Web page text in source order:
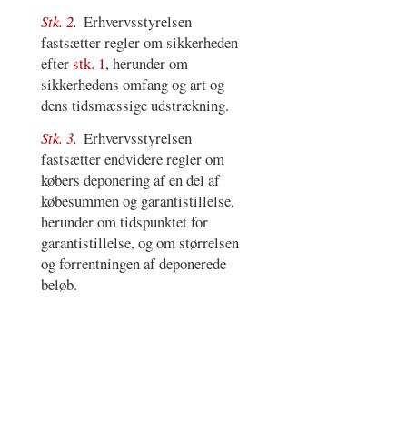
Stk. 2. Erhvervsstyrelsen
fastsætter regler om sikkerheden
efterstk. 1, herunder om
sikkerhedens omfang og art og
dens tidsmæssige udstrækning.
Stk. 3. Erhvervsstyrelsen
fastsætter endvidere regler om
købers deponering af en del af
købesummen og garantistillelse,
herunder om tidspunktet for
garantistillelse, og om størrelsen
og forrentningen af deponerede
beløb.